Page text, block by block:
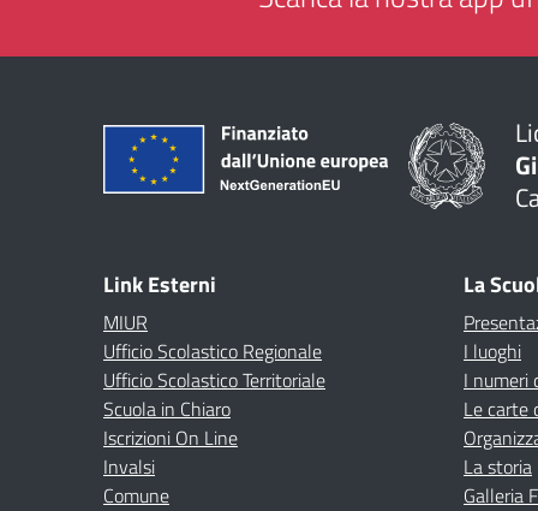
Link Esterni
MIUR
Ufficio Scolastico Regionale
Ufficio Scolastico Territoriale
Scuola in Chiaro
Iscrizioni On Line
Invalsi
Comune
La
I luoghi
I numeri
Le carte
La storia
Galleria